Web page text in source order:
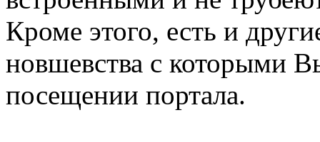
Кроме этого, есть и
новшевства с которыми
посещении портала.